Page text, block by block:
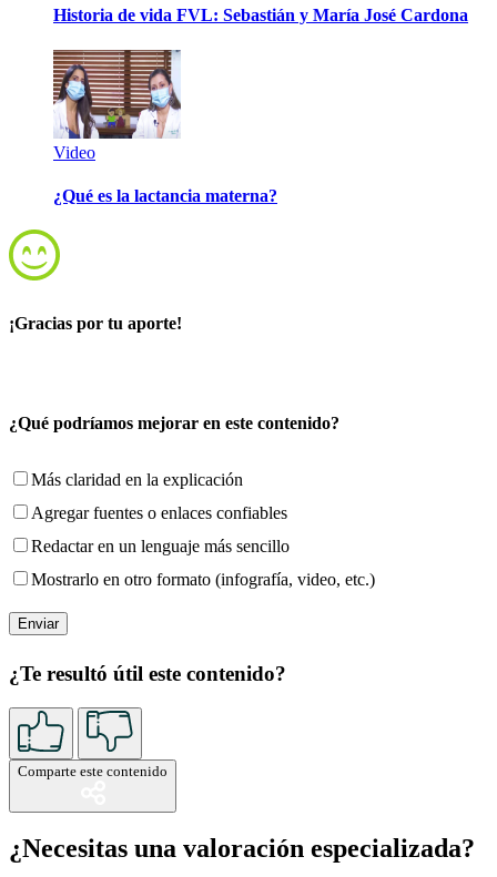
Historia de vida FVL: Sebastián y María José Cardona
Video
¿Qué es la lactancia materna?
¡Gracias por tu aporte!
¿Qué podríamos mejorar en este contenido?
Más claridad en la explicación
Agregar fuentes o enlaces confiables
Redactar en un lenguaje más sencillo
Mostrarlo en otro formato (infografía, video, etc.)
¿Te resultó útil este contenido?
Comparte este contenido
¿Necesitas una valoración especializada?